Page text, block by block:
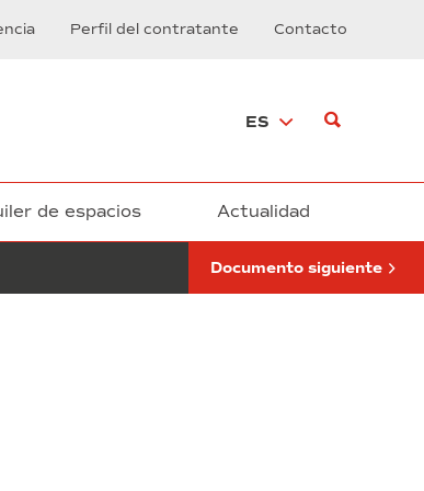
Perfil del contratante Contacto
ES
de espacios Actualidad
de
la
Zona
Barcelona
Documento siguiente